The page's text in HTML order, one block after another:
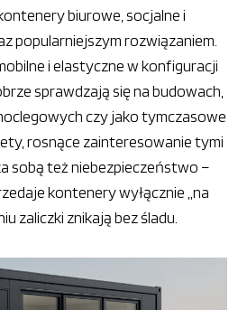
biurowe, socjalne i
popularniejszym rozwiązaniem.
i elastyczne w konfiguracji
sprawdzają się na budowach,
czy jako tymczasowe
rosnące zainteresowanie tymi
sobą też niebezpieczeństwo –
kontenery wyłącznie „na
zaliczki znikają bez śladu.